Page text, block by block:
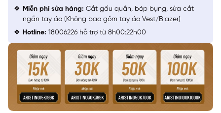
Miễn phí sửa hàng: Cắt gấu quần, bóp bụng, sửa cắt
ngắn tay áo (Không bao gồm tay áo Vest/Blazer)
Hotline: 18006226 hỗ trợ từ 8h00:22h00